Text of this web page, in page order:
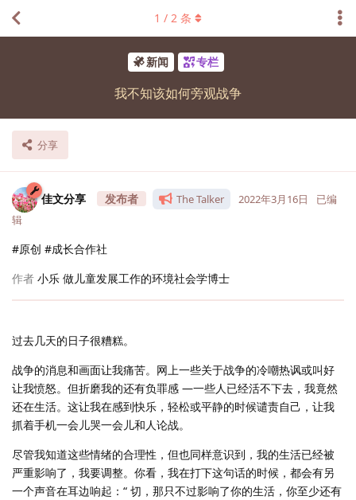
新闻 专栏
我不知该如何旁观战争
分享
1 / 2 条
佳文分享 The Talker 2022年3月16日
已编
辑
#原创 #成长合作社
作者 小乐 做儿童发展工作的环境社会学博士
过去几天的日子很糟糕。
战争的消息和画面让我痛苦。网上一些关于战争的冷嘲热讽或叫好
让我愤怒。但折磨我的还有负罪感 —一些人已经活不下去，我竟然
还在生活。这让我在感到快乐，轻松或平静的时候谴责自己，让我
抓着手机一会儿哭一会儿和人论战。
尽管我知道这些情绪的合理性，但也同样意识到，我的生活已经被
严重影响了，我要调整。你看，我在打下这句话的时候，都会有另
一个声音在耳边响起：“ 切，那只不过影响了你的生活，你至少还有